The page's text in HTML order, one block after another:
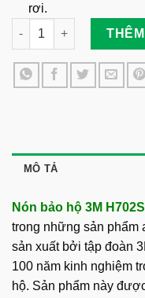
rơi.
Nón Bảo Hộ 3M
MÔ TẢ
Nón bảo hộ 3M
trong những sản phẩm
sản xuất bởi tập đoàn
100 năm kinh nghiệm
hộ. Sản phẩm này